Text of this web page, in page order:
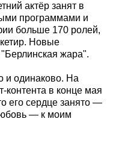
актёр занят в
программами и
больше 170 ролей,
Новые
жара".
и одинаково. На
контента в конце мая
его сердце занято —
— к моим